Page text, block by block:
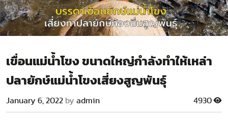
เขื่อนแม่น้ำโขง ขนาดใหญ่กำลังทำให้เหล่า
ปลายักษ์แม่น้ำโขงเสี่ยงสูญพันธุ์
January 6, 2022 by admin 4930